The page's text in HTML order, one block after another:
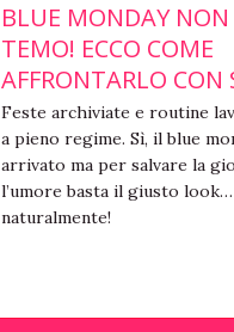
BLUE MONDAY
TEMO! ECCO COME
AFFRONTARLO CON
Feste archiviate e routine
a pieno regime. Sì, il blue
arrivato ma per salvare la
l’umore basta il giusto
naturalmente!